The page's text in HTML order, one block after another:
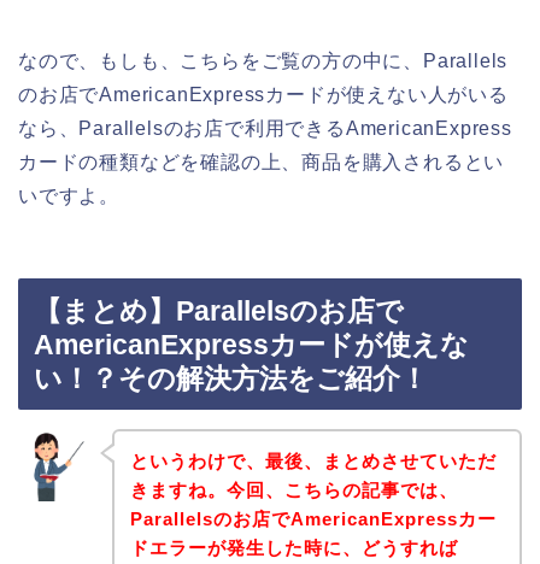
なので、もしも、こちらをご覧の方の中に、Parallels
のお店でAmericanExpressカードが使えない人がいる
なら、Parallelsのお店で利用できるAmericanExpress
カードの種類などを確認の上、商品を購入されるとい
いですよ。
【まとめ】Parallelsのお店で
AmericanExpressカードが使えな
い！？その解決方法をご紹介！
というわけで、最後、まとめさせていただ
きますね。今回、こちらの記事では、
Parallelsのお店でAmericanExpressカー
ドエラーが発生した時に、どうすれば